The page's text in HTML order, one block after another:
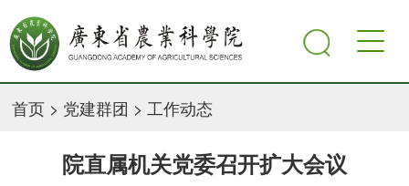
首页 > 党建群团 > 工作动态
院直属机关党委召开扩大会议